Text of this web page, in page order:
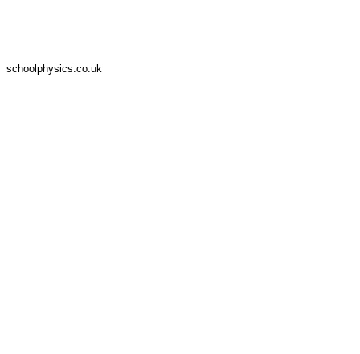
schoolphysics.co.uk